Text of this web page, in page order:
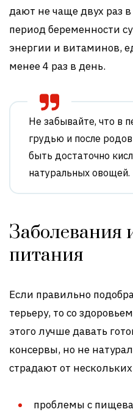
дают не чаще двух раз
период беременности
энергии и витаминов,
менее 4 раз в день.
Не забывайте, что в
грудью и после
быть достаточно
натуральных овощей.
Заболевания
питания
Если правильно
терьеру, то со
этого лучше давать
консервы, но не
страдают от
проблемы с